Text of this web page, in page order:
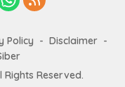
Policy
Disclaimer
Reserved.